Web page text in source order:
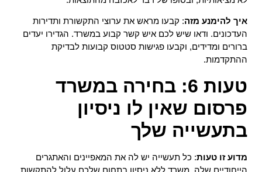
איך להימנע מזה: קבעו מראש את ערוצי התקשורת ותדירות
העדכונים. ודאו שיש לכם איש קשר קבוע במשרד. הגדירו יעדים
ברורים ומדידים, וקבעו פגישות סטטוס קבועות לבדיקת
ההתקדמות.
טעות 6: בחירה במשרד
פרסום שאין לו ניסיון
בתעשייה שלך
מדוע זו טעות: כל תעשייה יש לה את המאפיינים והאתגרים
הייחודיים שלה. משרד ללא ניסיון בתחום שלכם עלול להתקשות